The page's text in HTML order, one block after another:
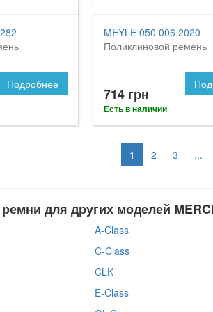
Подробнее
MEYLE 050 006 2020
Поликлиновой ремень
714 грн
Есть в наличии
1 2 3 ...
для других моделей
A-Class
C-Class
CLK
E-Class